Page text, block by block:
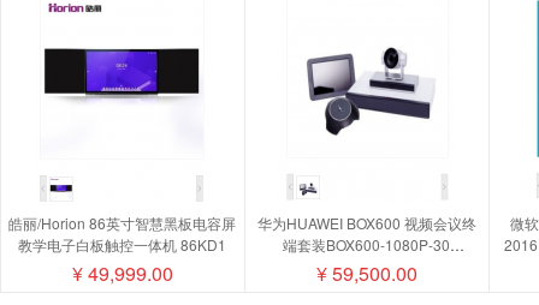
品牌-岳阳楼 品牌-金太阳
品牌-UPM
皓丽/Horion 86英寸智慧黑板电容屏
教学电子白板触控一体机 86KD1
¥49,999.00
华为HUAWEI BOX600 视频会议终
端套装BOX600-1080P-30
camera200摄像机MIC500全向麦磁
盘阵列
¥59,500.00
微